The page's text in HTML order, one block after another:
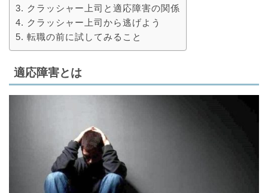
クラッシャー上司と適応障害の関係
クラッシャー上司から逃げよう
転職の前に試してみること
適応障害とは